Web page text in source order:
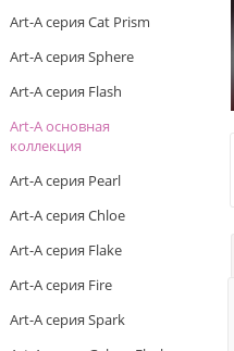
Art-A серия Cat Prism
Art-A серия Sphere
Art-A серия Flash
Art-A основная
коллекция
Art-A серия Pearl
Art-A серия Chloe
Art-A серия Flake
Art-A серия Fire
Art-A серия Spark